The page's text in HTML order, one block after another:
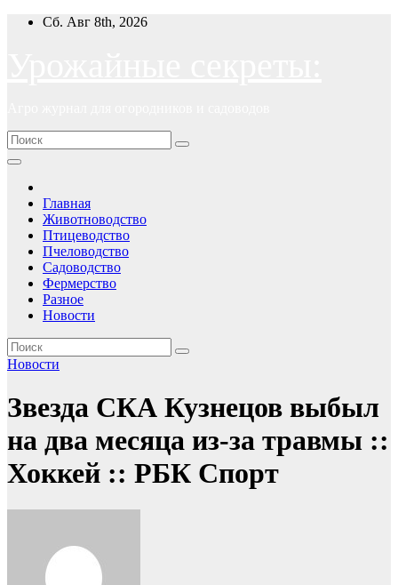
ПерейтиСб. Авг 8th, 2026
Главная
Животноводство
Птицеводство
Пчеловодство
Садоводство
Фермерство
Разное
Новости
Новости
Звезда СКА Кузнецов выбыл
на два месяца из-за травмы ::
Хоккей :: РБК Спорт